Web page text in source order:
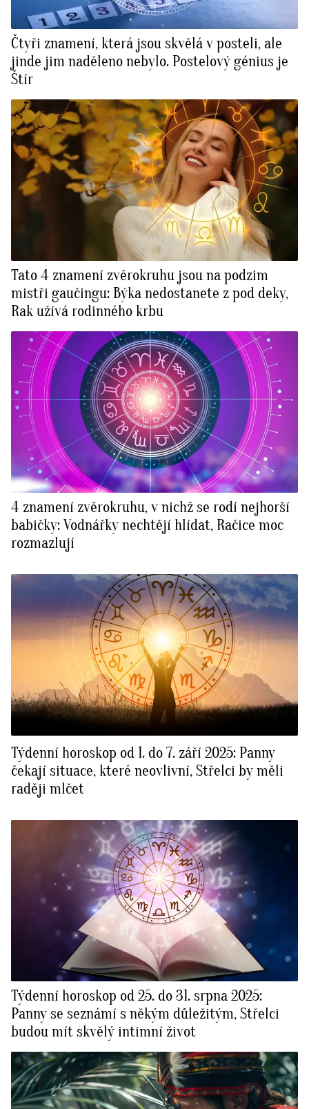
Čtyři znamení, která jsou skvělá v posteli, ale
jinde jim naděleno nebylo. Postelový génius je
Štír
Tato 4 znamení zvěrokruhu jsou na podzim
mistři gaučingu: Býka nedostanete z pod deky,
Rak užívá rodinného krbu
4 znamení zvěrokruhu, v nichž se rodí nejhorší
babičky: Vodnářky nechtějí hlídat, Račice moc
rozmazlují
Týdenní horoskop od 1. do 7. září 2025: Panny
čekají situace, které neovlivní, Střelci by měli
raději mlčet
Týdenní horoskop od 25. do 31. srpna 2025:
Panny se seznámí s někým důležitým, Střelci
budou mít skvělý intimní život